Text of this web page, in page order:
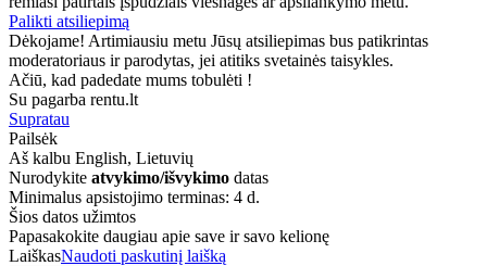
Palikti atsiliepimą
Dėkojame! Artimiausiu metu Jūsų atsiliepimas bus patikrintas
moderatoriaus ir parodytas, jei atitiks svetainės taisykles.
Ačiū, kad padedate mums tobulėti !
Su pagarba rentu.lt
Supratau
Pailsėk
Aš kalbu English, Lietuvių
Nurodykite atvykimo/išvykimo datas
Minimalus apsistojimo terminas: 4 d.
Šios datos užimtos
Papasakokite daugiau apie save ir savo kelionę
LaiškasNaudoti paskutinį laišką